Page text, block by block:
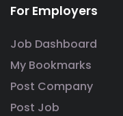
For Employers
Job Dashboard
My Bookmarks
Post Company
Post Job